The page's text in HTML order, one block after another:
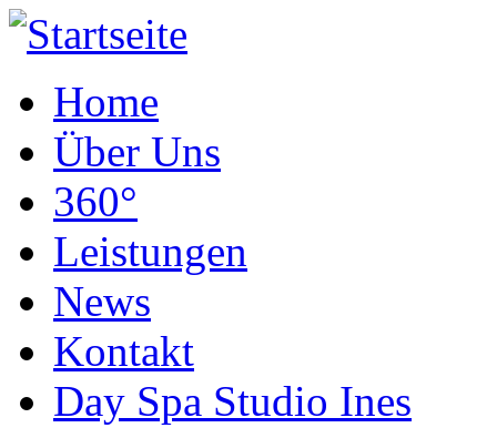
Home
Über Uns
360°
Leistungen
News
Kontakt
Day Spa Studio Ines